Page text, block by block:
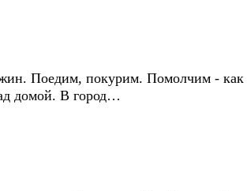
Поедим, покурим. Помолчим - как
домой. В город…